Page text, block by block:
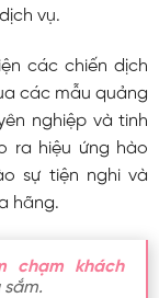
vụ.
các chiến dịch
các mẫu quảng
nghiệp và tinh
ra hiệu ứng hào
sự tiện nghi và
hãng.
chạm khách